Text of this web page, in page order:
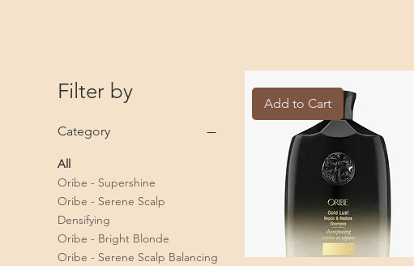
Filter by
Category
All
Oribe - Supershine
Oribe - Serene Scalp
Densifying
Oribe - Bright Blonde
Oribe - Serene Scalp Balancing
Add to Cart